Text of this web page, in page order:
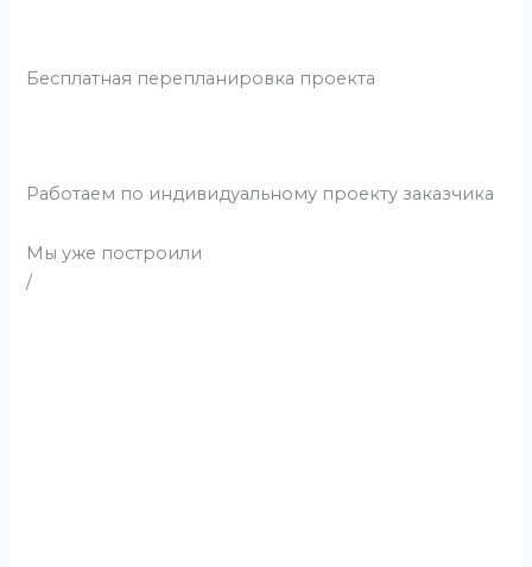
Бесплатная перепланировка проекта
Работаем по индивидуальному проекту заказчика
Мы уже построили
/